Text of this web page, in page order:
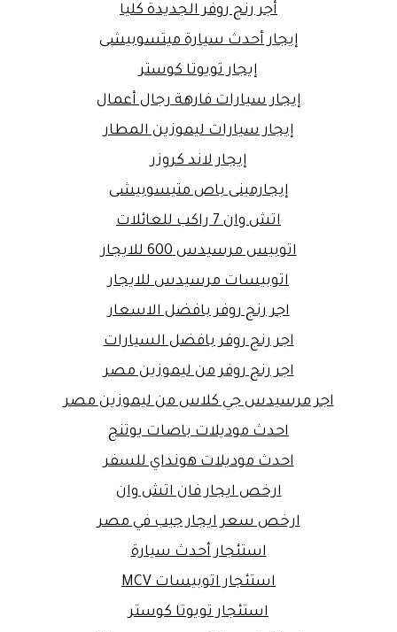
أجر رنج روفر الجديدة كليا
إيجار أحدث سيارة ميتسوبيشى
إيجار تويوتا كوستر
إيجار سيارات فارهة رجال أعمال
إيجار سيارات ليموزين المطار
إيجار لاند كروزر
إيجارمينى باص متيسوبيشى
اتش وان 7 راكب للعائلات
اتوبيس مرسيدس 600 للايجار
اتوبيسات مرسيدس للايجار
اجر رنج روفر بافضل الاسعار
اجر رنج روفر بافضل السيارات
اجر رنج روفر من ليموزين مصر
اجر مرسيدس جي كلاس من ليموزين مصر
احدث موديلات باصات يوتنج
احدث موديلات هونداي للسفر
ارخص ايجار فان اتش وان
ارخص سعر ايجار جيب في مصر
استئجار أحدث سيارة
استئجار اتوبيسات MCV
استئجار تويوتا كوستر